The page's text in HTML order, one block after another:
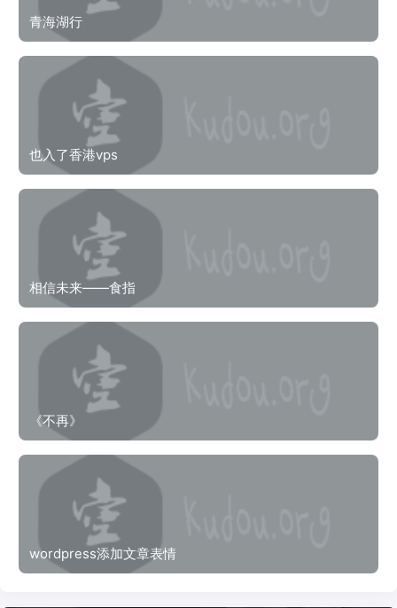
青海湖行
也入了香港vps
相信未来——食指
《不再》
wordpress添加文章表情